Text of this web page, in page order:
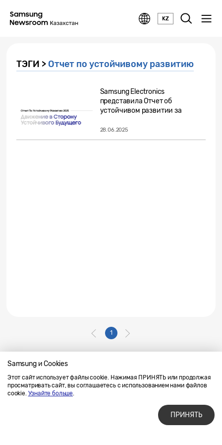
KZ
Samsung и Cookies
Этот сайт использует файлы cookie. Нажимая ПРИНЯТЬ или продолжая
просматривать сайт, вы соглашаетесь с использованием нами файлов
cookie. Узнайте больше.
ПРИНЯТЬ
ТЭГИ > Отчет по устойчивому развитию
Samsung Electronics
представила Отчет об
устойчивом развитии за
28.06.2025
1
Напишите нам
SAMSUNG.COM
Условия использования материалов